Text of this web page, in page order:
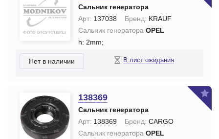
Сальник генератора
Арт: 137038 Бренд: KRAUF
Сальник генератора OPEL
h: 2mm;
Нет в наличии В лист ожидания
138369
Сальник генератора
Арт: 138369 Бренд: CARGO
Сальник генератора OPEL